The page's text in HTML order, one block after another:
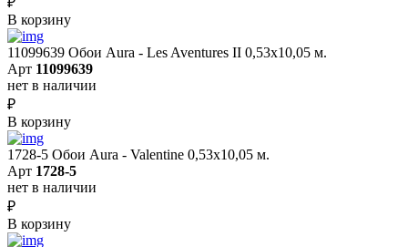
В корзину
11099639 Обои Aura - Les Aventures II 0,53х10,05 м.
Арт 11099639
нет в наличии
₽
В корзину
1728-5 Обои Aura - Valentine 0,53х10,05 м.
Арт 1728-5
нет в наличии
₽
В корзину